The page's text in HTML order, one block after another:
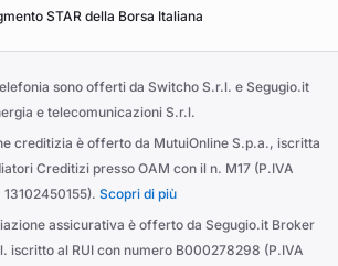
STAR della Borsa Italiana
sono offerti da Switcho S.r.l. e Segugio.it
e telecomunicazioni S.r.l.
creditizia è offerto da MutuiOnline S.p.a., iscritta
Creditizi presso OAM con il n. M17 (P.IVA
13102450155). Scopri di più
assicurativa è offerto da Segugio.it Broker
iscritto al RUI con numero B000278298 (P.IVA